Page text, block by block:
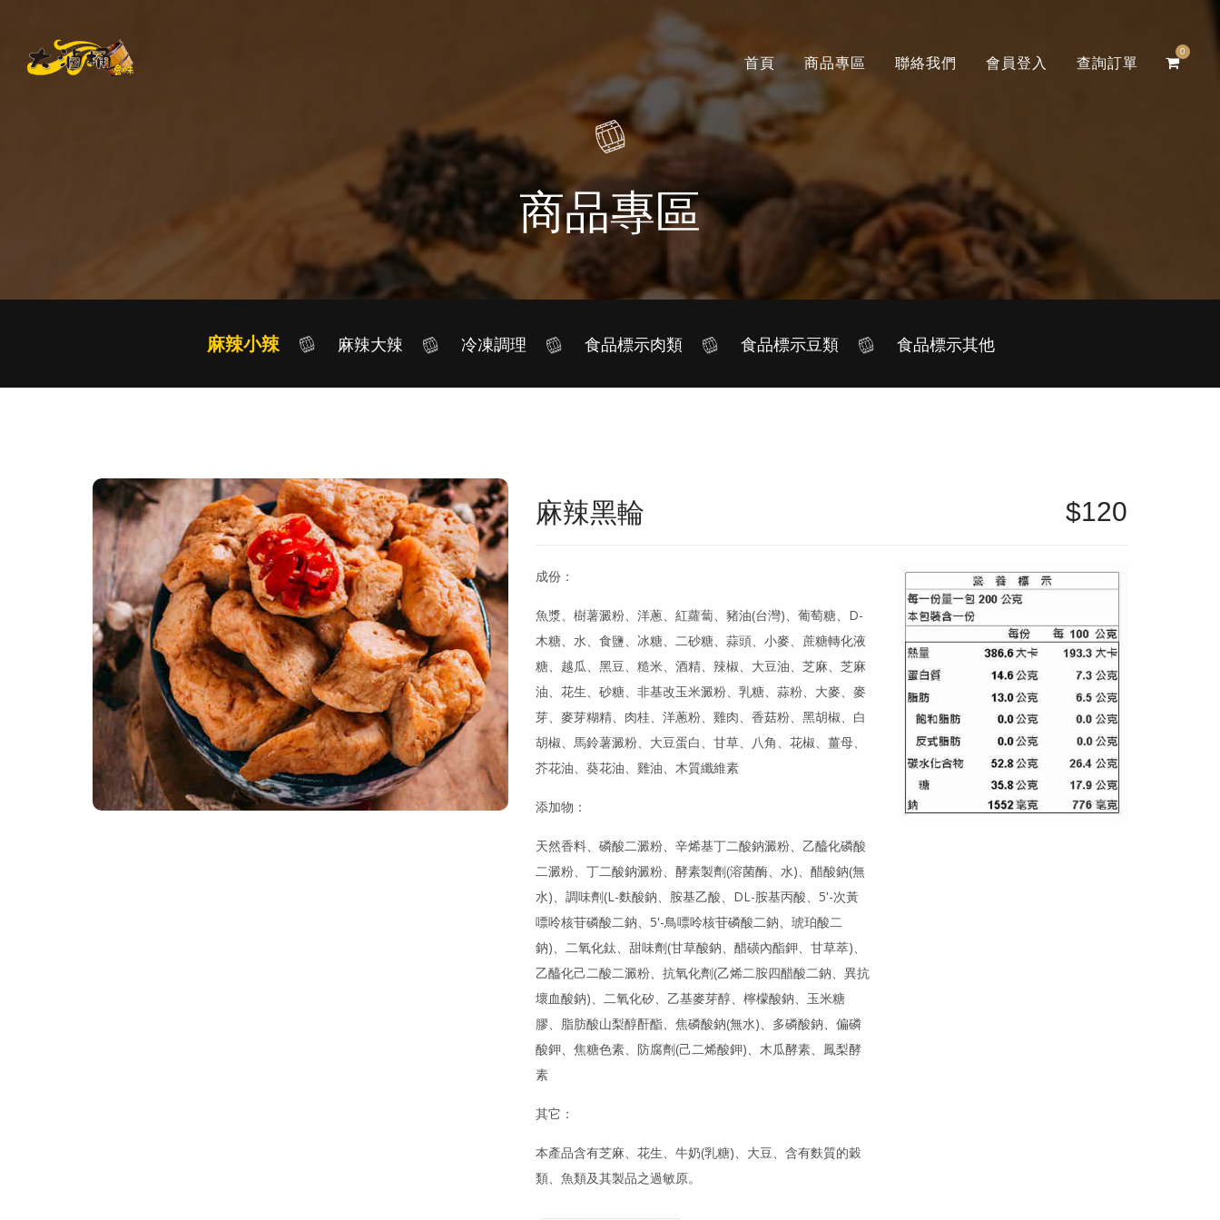
首頁 商品專區 聯絡我們 會員登入 查詢訂單
0
商品專區
麻辣小辣 麻辣大辣 冷凍調理 食品標示肉類 食品標示豆類 食品標示其他
麻辣黑輪 120
成份：
魚漿、樹薯澱粉、洋蔥、紅蘿蔔、豬油(台灣)、葡萄糖、D-
木糖、水、食鹽、冰糖、二砂糖、蒜頭、小麥、蔗糖轉化液
糖、越瓜、黑豆、糙米、酒精、辣椒、大豆油、芝麻、芝麻
油、花生、砂糖、非基改玉米澱粉、乳糖、蒜粉、大麥、麥
芽、麥芽糊精、肉桂、洋蔥粉、雞肉、香菇粉、黑胡椒、白
胡椒、馬鈴薯澱粉、大豆蛋白、甘草、八角、花椒、薑母、
芥花油、葵花油、雞油、木質纖維素
添加物：
天然香料、磷酸二澱粉、辛烯基丁二酸鈉澱粉、乙醯化磷酸
二澱粉、丁二酸鈉澱粉、酵素製劑(溶菌酶、水)、醋酸鈉(無
水)、調味劑(L-麩酸鈉、胺基乙酸、DL-胺基丙酸、5'-次黃
嘌呤核苷磷酸二鈉、5'-鳥嘌呤核苷磷酸二鈉、琥珀酸二
鈉)、二氧化鈦、甜味劑(甘草酸鈉、醋磺內酯鉀、甘草萃)、
乙醯化己二酸二澱粉、抗氧化劑(乙烯二胺四醋酸二鈉、異抗
壞血酸鈉)、二氧化矽、乙基麥芽醇、檸檬酸鈉、玉米糖
膠、脂肪酸山梨醇酐酯、焦磷酸鈉(無水)、多磷酸鈉、偏磷
酸鉀、焦糖色素、防腐劑(己二烯酸鉀)、木瓜酵素、鳳梨酵
素
其它：
本產品含有芝麻、花生、牛奶(乳糖)、大豆、含有麩質的穀
類、魚類及其製品之過敏原。